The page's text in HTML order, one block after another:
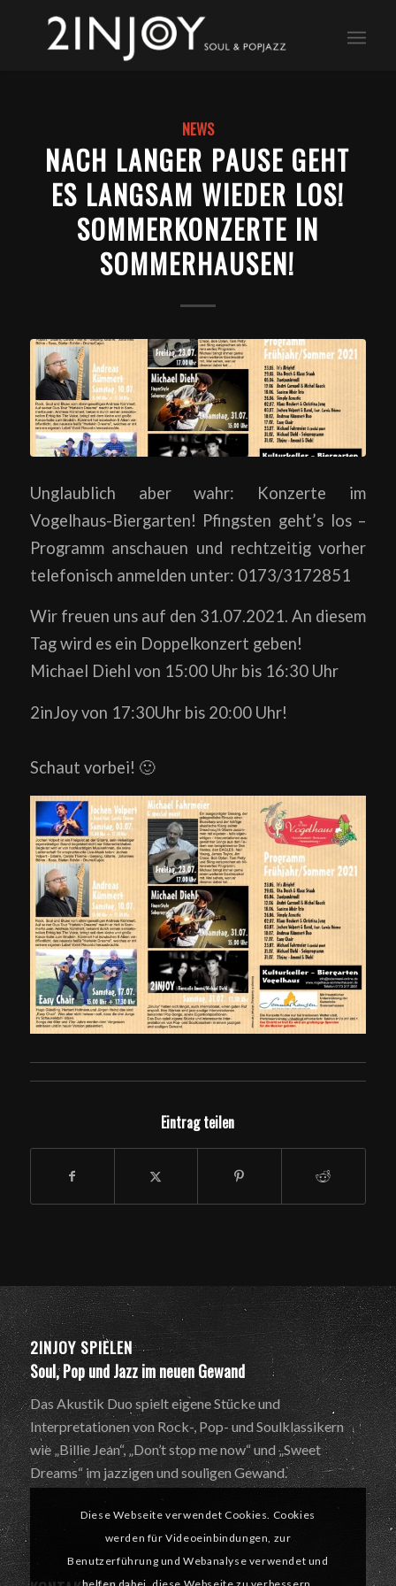
NEWS
NACH LANGER PAUSE GEHT
ES LANGSAM WIEDER LOS!
SOMMERKONZERTE IN
SOMMERHAUSEN!
Unglaublich aber wahr: Konzerte im
Vogelhaus-Biergarten! Pfingsten geht’s los –
Programm anschauen und rechtzeitig vorher
telefonisch anmelden unter: 0173/3172851
Wir freuen uns auf den 31.07.2021. An diesem
Tag wird es ein Doppelkonzert geben!
Michael Diehl von 15:00 Uhr bis 16:30 Uhr
2inJoy von 17:30Uhr bis 20:00 Uhr!
Schaut vorbei! 🙂
Eintrag teilen
2INJOY SPIELEN
Soul, Pop und Jazz im neuen Gewand
Das Akustik Duo spielt eigene Stücke und
Interpretationen von Rock-, Pop- und Soulklassikern
wie „Billie Jean“, „Don’t stop me now“ und „Sweet
Dreams“ im jazzigen und souligen Gewand.
Diese Webseite verwendet Cookies. Cookies
werden für Videoeinbindungen, zur
Benutzerführung und Webanalyse verwendet und